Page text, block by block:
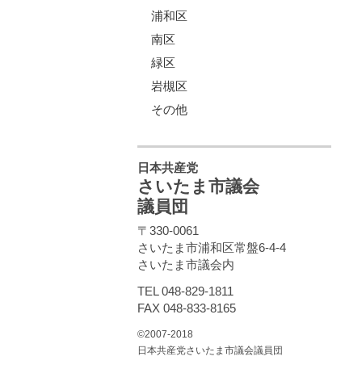
浦和区
南区
緑区
岩槻区
その他
日本共産党
さいたま市議会
議員団
〒330-0061
さいたま市浦和区常盤6-4-4
さいたま市議会内
TEL 048-829-1811
FAX 048-833-8165
©2007-2018
日本共産党さいたま市議会議員団